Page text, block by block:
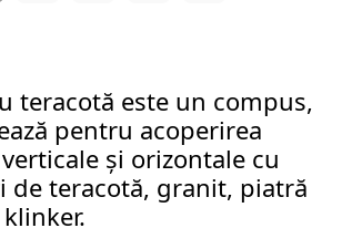
teracotă este un compus,
pentru acoperirea
și orizontale cu
teracotă, granit, piatră